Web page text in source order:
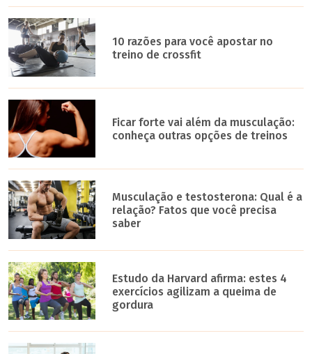
10 razões para você apostar no
treino de crossfit
Ficar forte vai além da musculação:
conheça outras opções de treinos
Musculação e testosterona: Qual é a
relação? Fatos que você precisa
saber
Estudo da Harvard afirma: estes 4
exercícios agilizam a queima de
gordura